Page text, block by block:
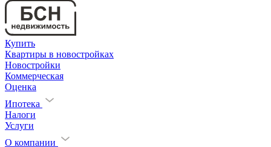
Купить
Квартиры в новостройках
Новостройки
Коммерческая
Оценка
Ипотека
Налоги
Услуги
О компании